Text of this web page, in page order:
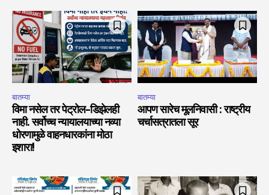
बातम्या
विमा नसेल तर पेट्रोल-डिझेलही
नाही. सर्वोच्च न्यायालयाच्या नव्या
धोरणामुळे वाहनधारकांना मोठा
इशारा!
बातम्या
आपण सारेच मूलनिवासी : राष्ट्रीय
चर्चासत्रातला सूर